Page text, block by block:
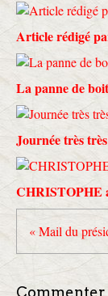
Article rédigé
La panne de
Journée très
CHRISTOPHE
« Mail du